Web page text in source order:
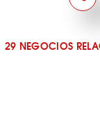
29 NEGOCIOS